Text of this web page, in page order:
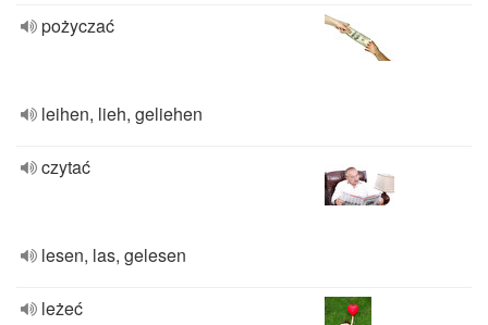
pożyczać
leihen, lieh, geliehen
czytać
lesen, las, gelesen
leżeć